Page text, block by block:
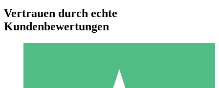
Vertrauen durch echte
Kundenbewertungen